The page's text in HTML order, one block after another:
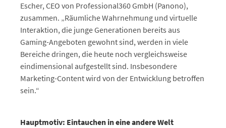
Escher, CEO von Professional360 GmbH (Panono),
zusammen. „Räumliche Wahrnehmung und virtuelle
Interaktion, die junge Generationen bereits aus
Gaming-Angeboten gewohnt sind, werden in viele
Bereiche dringen, die heute noch vergleichsweise
eindimensional aufgestellt sind. Insbesondere
Marketing-Content wird von der Entwicklung betroffen
sein.“
Hauptmotiv: Eintauchen in eine andere Welt